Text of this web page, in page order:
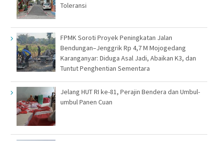
Toleransi
FPMK Soroti Proyek Peningkatan Jalan
Bendungan–Jenggrik Rp 4,7 M Mojogedang
Karanganyar: Diduga Asal Jadi, Abaikan K3, dan
Tuntut Penghentian Sementara
Jelang HUT RI ke-81, Perajin Bendera dan Umbul-
umbul Panen Cuan